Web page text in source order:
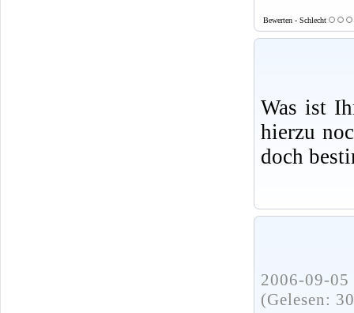
Bewerten - Schlecht
Was ist
hierzu
doch
2006-09-
(Gelesen: